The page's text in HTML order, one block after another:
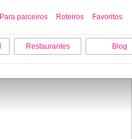
Para parceiros Roteiros Favoritos
Restaurantes Blog